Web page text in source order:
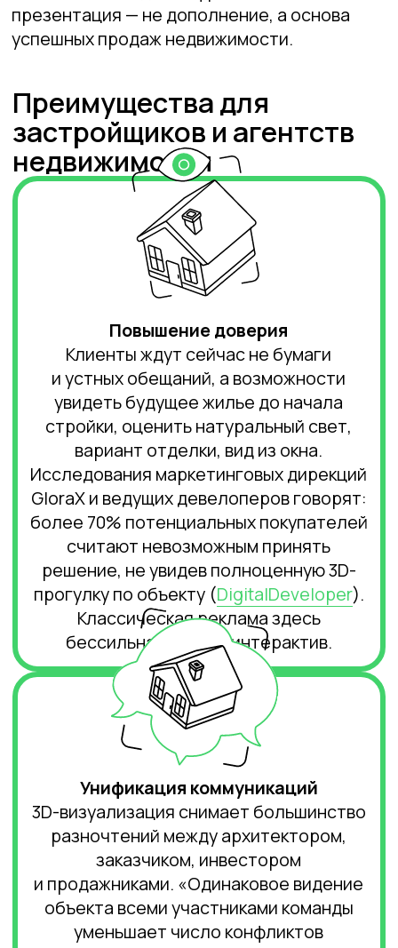
Унификация коммуникаций
3D-визуализация снимает большинство
разночтений между архитектором,
заказчиком, инвестором
и продажниками. «Одинаковое видение
объекта всеми участниками команды
уменьшает число конфликтов
и нестыковок на этапе реализации,» —
отмечает Cylind в своем аналитическом
cylind.com).
Невероятная гибкость
Архитектор или дизайнер легко меняет
отделку, планировку, размещение
инженерных сетей или «играет»
с цветом прямо при общении
с заказчиком. Изменения «на лету»
сейчас стандарт, а не эксклюзив. Это
экономит недели, а иногда месяцы
работы, убирает возвраты
и репутационные потери.
Конкурентное
преимущество на рынке
3D-презентация объекта — это
не только картинки для сайта,
но и сильный маркетинговый аргумент
на переговорах с инвесторами или
покупателями. Инвестор, увидев
фактический облик дома,
принимает решение о финансировании
и снижает собственные риски
GSourcedata
Сравнительная таблица: 3D-
визуализация и традиционный подход
Точность